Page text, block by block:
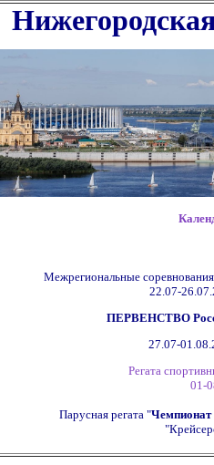
Межрегиональные
22.07-
ПЕРВЕНСТВО
27.07-
Регата
01-
Парусная регата "Чемпионат